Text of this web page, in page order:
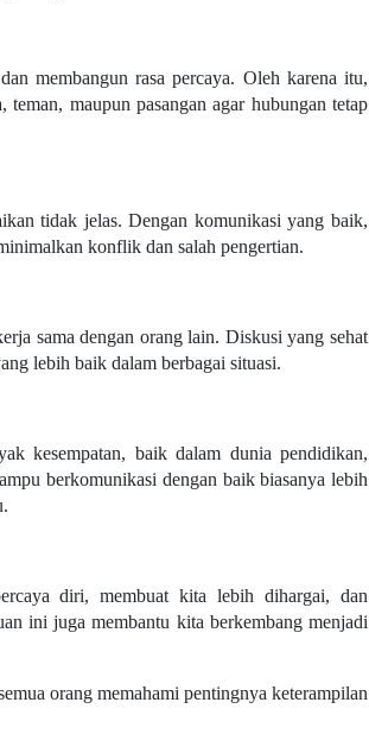
membangun rasa percaya. Oleh karena itu,
maupun pasangan agar hubungan tetap
tidak jelas. Dengan komunikasi yang baik,
konflik dan salah pengertian.
sama dengan orang lain. Diskusi yang sehat
lebih baik dalam berbagai situasi.
kesempatan, baik dalam dunia pendidikan,
berkomunikasi dengan baik biasanya lebih
diri, membuat kita lebih dihargai, dan
ini juga membantu kita berkembang menjadi
orang memahami pentingnya keterampilan